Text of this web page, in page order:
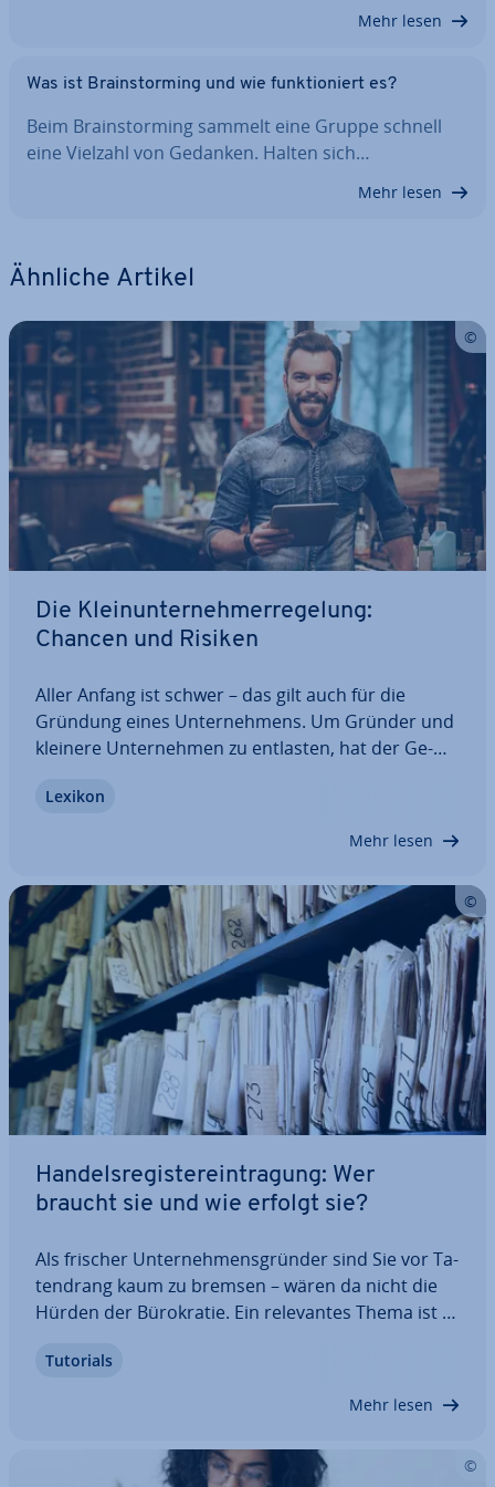
Mehr lesen
Was ist Brain­stor­ming und wie funk­tio­niert es?
Beim Brain­stor­ming sammelt eine Gruppe schnell
eine Vielzahl von Gedanken. Halten sich…
Mehr lesen
Ähnliche Artikel
Die Klein­un­ter­neh­mer­re­ge­lung:
Chancen und Risiken
Aller Anfang ist schwer – das gilt auch für die
Gründung eines Un­ter­neh­mens. Um Gründer und
kleinere Un­ter­neh­men zu entlasten, hat der Ge­
fen. Sie reduziert den Aufwand für die Buch­hal­tung
Lexikon
Mehr lesen
Han­dels­re­gis­ter­ein­tra­gung: Wer
braucht sie und wie erfolgt sie?
Als frischer Un­ter­neh­mens­grün­der sind Sie vor Ta­
ten­drang kaum zu bremsen – wären da nicht die
Hürden der Bü­ro­kra­tie. Ein re­le­van­tes Thema ist in
gung, die immer dann fällig wird, wenn man als
Tutorials
Mehr lesen